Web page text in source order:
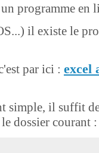
programme en
il existe le
par ici : excel
simple, il suffit
dossier courant :